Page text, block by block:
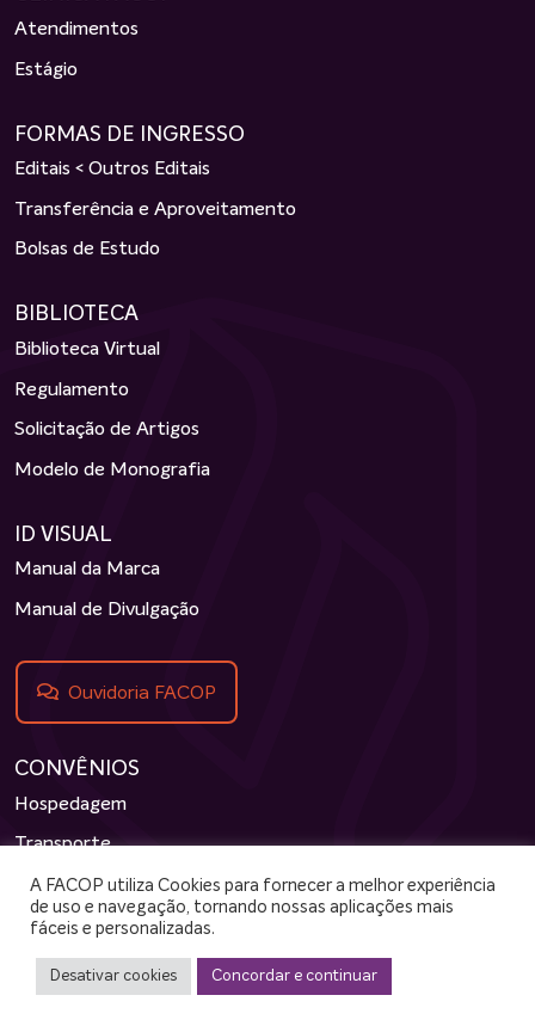
Atendimentos
Estágio
FORMAS DE INGRESSO
Editais < Outros Editais
Transferência e Aproveitamento
Bolsas de Estudo
BIBLIOTECA
Biblioteca Virtual
Regulamento
Solicitação de Artigos
Modelo de Monografia
ID VISUAL
Manual da Marca
Manual de Divulgação
Ouvidoria FACOP
CONVÊNIOS
Hospedagem
Transporte
Outros
Parcerias
A FACOP utiliza Cookies para fornecer a melhor experiência
de uso e navegação, tornando nossas aplicações mais
fáceis e personalizadas.
Desativar cookies Concordar e continuar